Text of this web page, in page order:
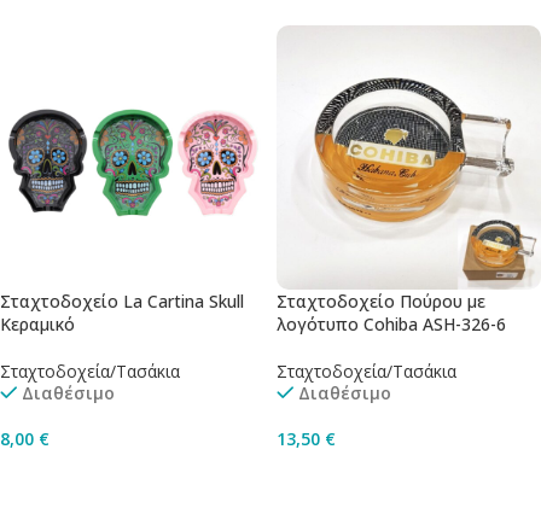
Σταχτοδοχείο La Cartina Skull
Κεραμικό
Σταχτοδοχεία/Τασάκια
Διαθέσιμο
8,00 €
Σταχτοδοχείο Πούρου με
λογότυπο Cohiba ASH-326-6
Σταχτοδοχεία/Τασάκια
Διαθέσιμο
13,50 €